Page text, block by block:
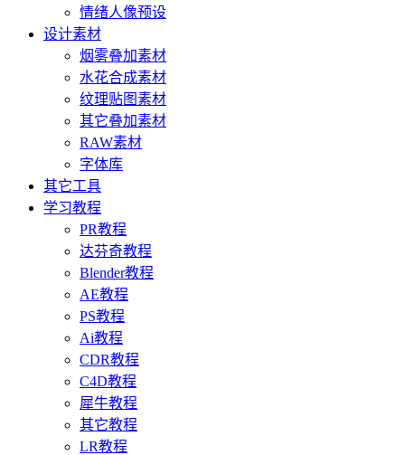
情绪人像预设
设计素材
烟雾叠加素材
水花合成素材
纹理贴图素材
其它叠加素材
RAW素材
字体库
其它工具
学习教程
PR教程
达芬奇教程
Blender教程
AE教程
PS教程
Ai教程
CDR教程
C4D教程
犀牛教程
其它教程
LR教程